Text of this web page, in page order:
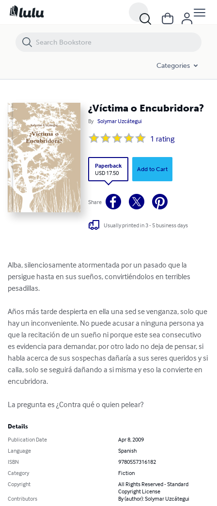
Categories
¿Víctima o Encubridora?
By Solymar Uzcátegui
1 rating
Paperback
USD 17.50
Add to Cart
Share
Usually printed in 3 - 5 business days
Alba, silenciosamente atormentada por un pasado que la
persigue hasta en sus sueños, convirtiéndolos en terribles
pesadillas.
Años más tarde despierta en ella una sed se venganza, solo que
hay un inconveniente. No puede acusar a ninguna persona ya
que la recitación de un sueño ni porque este sea consecutivo
es evidencia para demandar, por otro lado no deja de pensar, si
habla acerca de sus sospechas dañaría a sus seres queridos y si
calla, solo se seguirá dañando a si misma y eso la convierte en
encubridora.
La pregunta es ¿Contra qué o quien pelear?
Details
Publication Date
Apr 8, 2009
Language
Spanish
ISBN
9780557316182
Category
Fiction
Copyright
All Rights Reserved - Standard
Copyright License
Contributors
By (author): Solymar Uzcátegui
¿Víctima o Encubridora?